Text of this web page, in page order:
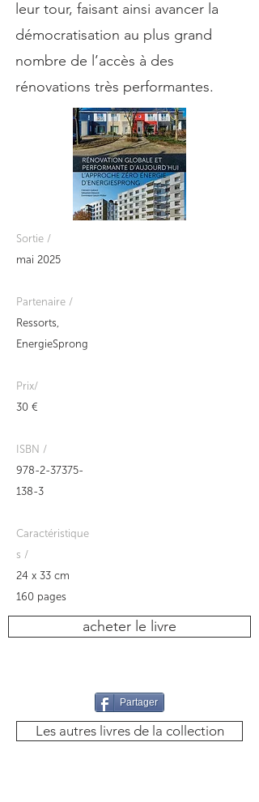
leur tour, faisant ainsi avancer la
démocratisation au plus grand
nombre de l’accès à des
rénovations très performantes.
Sortie /
mai 2025
Partenaire /
Ressorts,
EnergieSprong
Prix/
30 €
ISBN /
978-2-37375-
138-3
Caractéristique
s /
24 x 33 cm
160 pages
acheter le livre
Partager
Les autres livres de la collection